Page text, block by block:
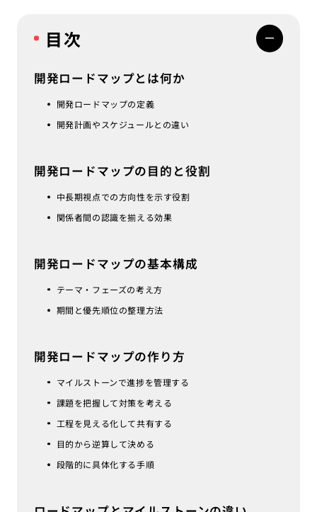
目次
開発ロードマップとは何か
開発ロードマップの定義
開発計画やスケジュールとの違い
開発ロードマップの目的と役割
中長期視点での方向性を示す役割
関係者間の認識を揃える効果
開発ロードマップの基本構成
テーマ・フェーズの考え方
期間と優先順位の整理方法
開発ロードマップの作り方
マイルストーンで進捗を管理する
課題を把握して対策を考える
工程を見える化して共有する
目的から逆算して決める
段階的に具体化する手順